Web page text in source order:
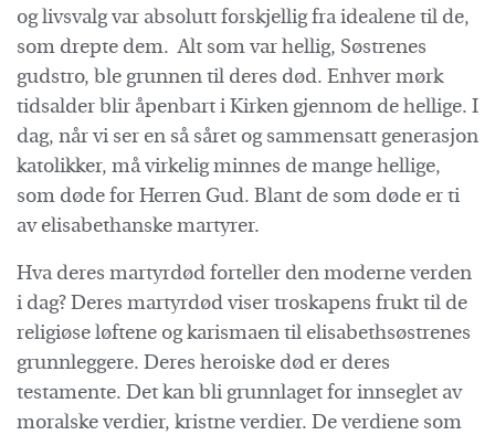
og livsvalg var absolutt forskjellig fra idealene til de,
som drepte dem. Alt som var hellig, Søstrenes
gudstro, ble grunnen til deres død. Enhver mørk
tidsalder blir åpenbart i Kirken gjennom de hellige. I
dag, når vi ser en så såret og sammensatt generasjon
katolikker, må virkelig minnes de mange hellige,
som døde for Herren Gud. Blant de som døde er ti
av elisabethanske martyrer.
Hva deres martyrdød forteller den moderne verden
i dag? Deres martyrdød viser troskapens frukt til de
religiøse løftene og karismaen til elisabethsøstrenes
grunnleggere. Deres heroiske død er deres
testamente. Det kan bli grunnlaget for innseglet av
moralske verdier, kristne verdier. De verdiene som